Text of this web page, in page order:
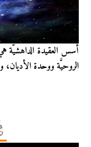
أُسس العقيدة الداهشيّة
الروحيَّة ووحدة الأديان،